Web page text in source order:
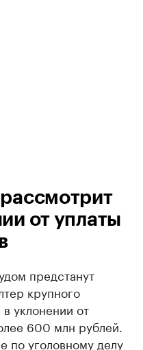
от уплаты
предстанут
крупного
уклонении от
600 млн рублей.
по уголовному делу